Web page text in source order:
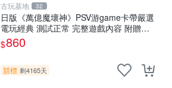
古玩基地 32
日版《萬億魔壞神》PSV游game卡帶嚴選
電玩經典 測試正常 完整遊戲內容 附贈未
拆封音樂CD 萬億魔壞神 PSV 游game 卡
帶 音樂CD 使用
$860
競標 剩4165天